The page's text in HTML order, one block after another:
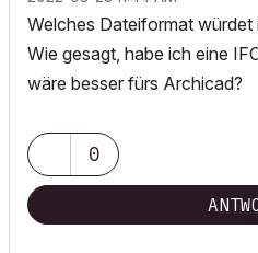
Welches Dateiformat würdet
Wie gesagt, habe ich eine
wäre besser fürs Archicad?
0